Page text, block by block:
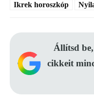
Ikrek horoszkóp
Állítsd
cikkeit